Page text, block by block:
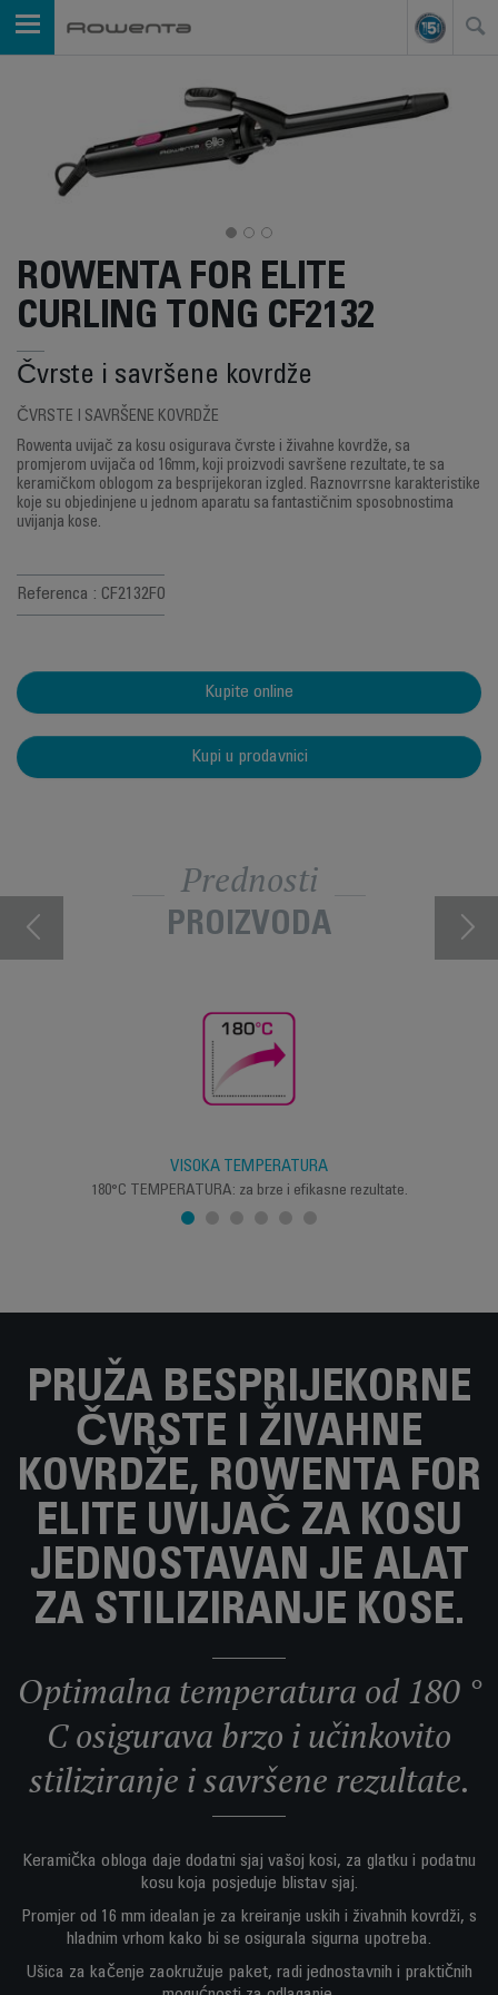
ROWENTA FOR ELITE
CURLING TONG CF2132
Čvrste i savršene kovrdže
ČVRSTE I SAVRŠENE KOVRDŽE
Rowenta uvijač za kosu osigurava čvrste i živahne kovrdže, sa
promjerom uvijača od 16mm, koji proizvodi savršene rezultate, te sa
keramičkom oblogom za besprijekoran izgled. Raznovrrsne karakteristike
koje su objedinjene u jednom aparatu sa fantastičnim sposobnostima
uvijanja kose.
Referenca : CF2132F0
Kupite online
Kupi u prodavnici
Prednosti
PROIZVODA
VISOKA TEMPERATURA
180°C TEMPERATURA: za brze i efikasne rezultate.
PRUŽA BESPRIJEKORNE
ČVRSTE I ŽIVAHNE
KOVRDŽE, ROWENTA FOR
ELITE UVIJAČ ZA KOSU
JEDNOSTAVAN JE ALAT
ZA STILIZIRANJE KOSE.
Optimalna temperatura od 180 °
C osigurava brzo i učinkovito
stiliziranje i savršene rezultate.
Keramička obloga daje dodatni sjaj vašoj kosi, za glatku i podatnu
kosu koja posjeduje blistav sjaj.
Promjer od 16 mm idealan je za kreiranje uskih i živahnih kovrdži, s
hladnim vrhom kako bi se osigurala sigurna upotreba.
Ušica za kačenje zaokružuje paket, radi jednostavnih i praktičnih